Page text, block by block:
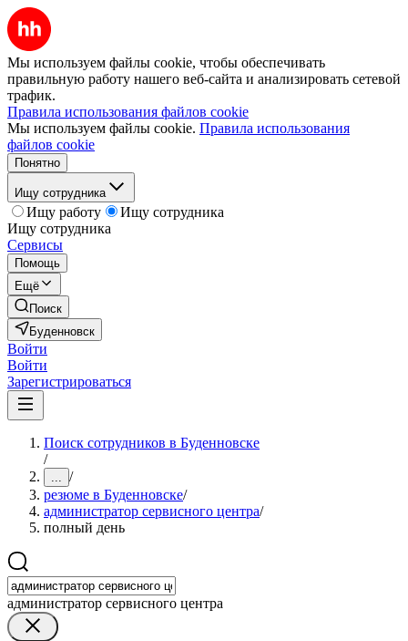
Мы используем файлы cookie, чтобы обеспечивать
правильную работу нашего веб-сайта и анализировать сетевой
трафик.
Правила использования файлов cookie
Мы используем файлы cookie. Правила использования
файлов cookie
Понятно
Ищу сотрудника
Ищу работу
Ищу сотрудника
Ищу сотрудника
Сервисы
Помощь
Ещё
Поиск
Буденновск
Войти
Войти
Зарегистрироваться
Поиск сотрудников в Буденновске
/
... /
резюме в Буденновске/
администратор сервисного центра/
полный день
администратор сервисного центра